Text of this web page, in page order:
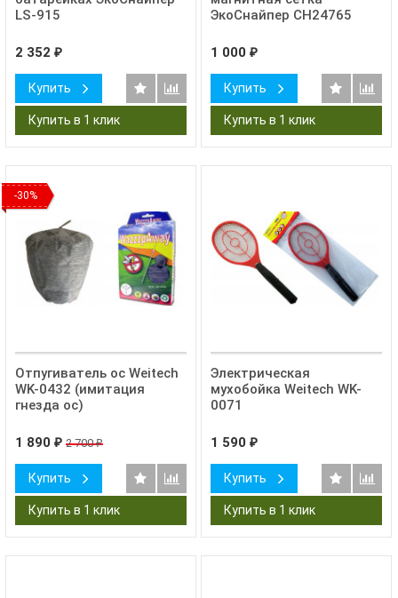
LS-915
2 352 ₽
Купить
ЭкоСнайпер CH24765
1 000 ₽
Купить
-30%
Отпугиватель ос Weitech
WK-0432 (имитация
гнезда ос)
1 890 ₽ 2 700₽
Купить
Электрическая
мухобойка Weitech WK-
0071
1 590 ₽
Купить